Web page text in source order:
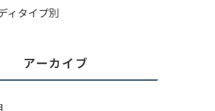
ィタイプ別
アーカイブ